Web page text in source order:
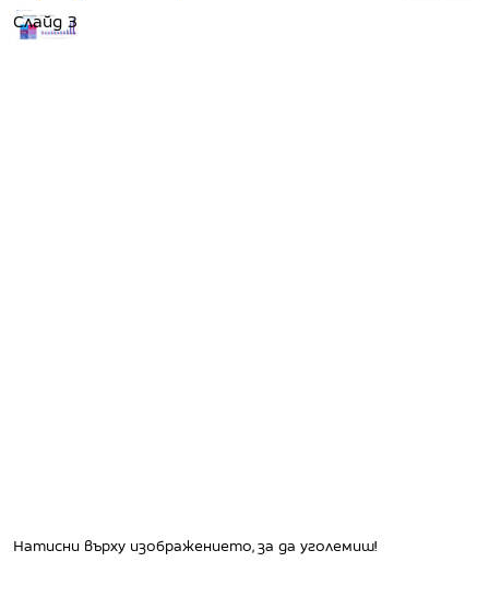
Слайд 3
Натисни върху изображението, за да уголемиш!